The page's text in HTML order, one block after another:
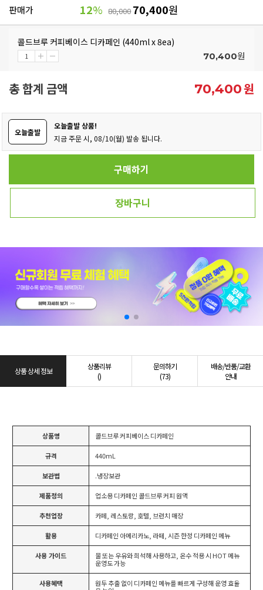
판매가 12% 80,00070,400원
콜드브루 커피베이스 디카페인 (440ml x 8ea)
70,400원
총 합계 금액 70,400원
오늘출발
오늘출발 상품!
지금 주문 시, 08/10(월) 발송 됩니다.
구매하기
장바구니
상품 상세 정보
상품리뷰
()
문의하기
(73)
배송/반품/교환
안내
상품명 콜드브루 커피베이스 디카페인
규격 440mL
보관법 .냉장보관
제품정의 업소용 디카페인 콜드브루 커피 원액
추천업장 카페, 레스토랑, 호텔, 브런치 매장
활용 디카페인 아메리카노, 라떼, 시즌 한정 디카페인 메뉴
사용 가이드
물 또는 우유와 희석해 사용하고, 온수 적용 시 HOT 메뉴
운영도 가능
사용혜택
원두 추출 없이 디카페인 메뉴를 빠르게 구성해 운영 효율